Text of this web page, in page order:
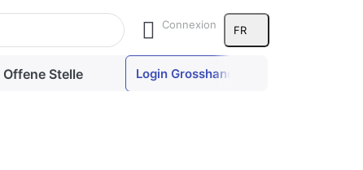
Connexion FR
Offene Stelle Login Grosshandel